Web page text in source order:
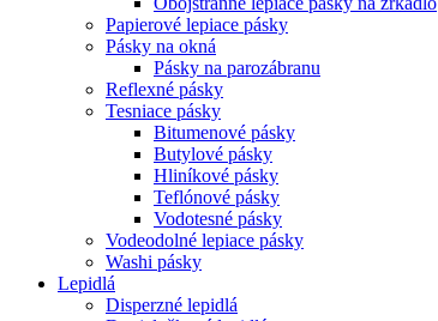
Papierové lepiace pásky
Pásky na okná
Pásky na parozábranu
Reflexné pásky
Tesniace pásky
Bitumenové pásky
Butylové pásky
Hliníkové pásky
Teflónové pásky
Vodotesné pásky
Vodeodolné lepiace pásky
Washi pásky
Lepidlá
Disperzné lepidlá